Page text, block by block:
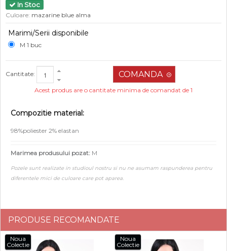
In Stoc
Culoare: mazarine blue alma
Marimi/Serii disponibile
M 1 buc
Cantitate:
Acest produs are o cantitate minima de comandat de 1
Compozitie material:
98%poliester 2% elastan
Marimea produsului pozat: M
Pozele sunt realizate in studioul nostru si nu ne asumam raspunderea pentru
diferentele mici de culoare care pot aparea.
PRODUSE RECOMANDATE
Noua
Colectie
Noua
Colectie